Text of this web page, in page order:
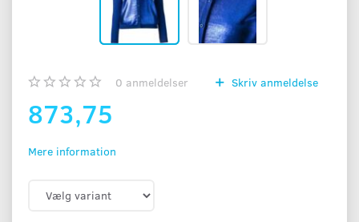
0 anmeldelser Skriv anmeldelse
873,75
Mere information